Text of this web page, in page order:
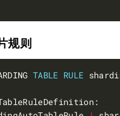
规则
TABLE RULE